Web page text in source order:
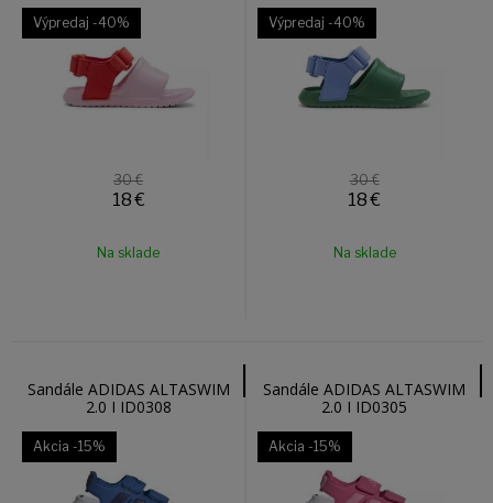
Výpredaj -40%
30 €
18€
Na sklade
Výpredaj -40%
30 €
18 €
Na sklade
Sandále ADIDAS ALTASWIM
2.0 I ID0308
Akcia -15%
Sandále ADIDAS ALTASWIM
2.0 I ID0305
Akcia -15%